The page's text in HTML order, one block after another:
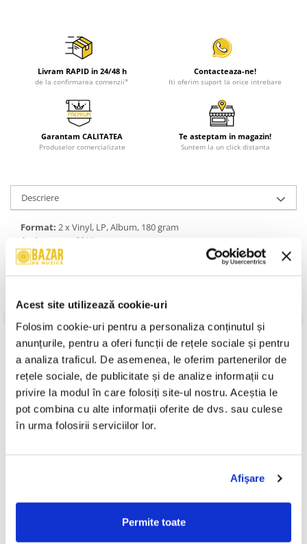
Acest site utilizează cookie-uri
Folosim cookie-uri pentru a personaliza conținutul și
anunțurile, pentru a oferi funcții de rețele sociale și pentru
a analiza traficul. De asemenea, le oferim partenerilor de
rețele sociale, de publicitate și de analize informații cu
privire la modul în care folosiți site-ul nostru. Aceștia le
pot combina cu alte informații oferite de dvs. sau culese
în urma folosirii serviciilor lor.
Afişare
Permite toate
Livram RAPID in 24/48 h
de la confirmarea comenzii*
Contacteaza-ne!
Iti oferim suport la orice intrebare
Garantam CALITATEA
Produselor comercializate
Te asteptam in magazin!
Suntem la un click distanta
Descriere
Format: 2 x Vinyl, LP, Album, 180 gram
An Lansare: 2011
Gen:Electronic, Pop
Stil:Synth-pop
Review-uri (0)
PRODUSE ALTERNATIVE
250,00 Lei